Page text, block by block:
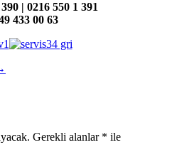
| 0216 550 1 391
433 00 63
Gerekli alanlar * ile